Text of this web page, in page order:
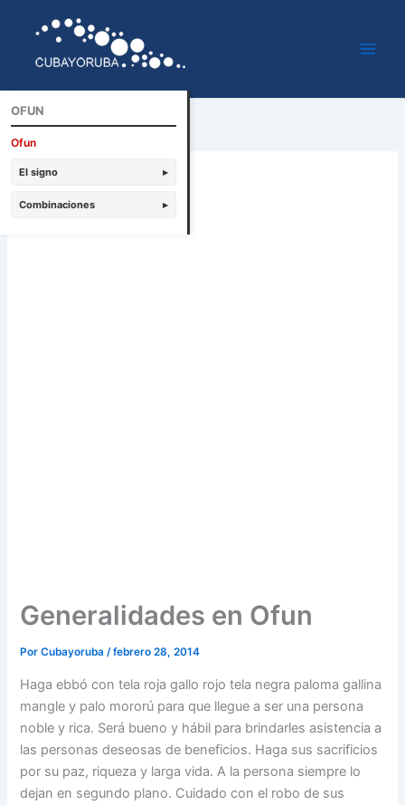
contenido
Generalidades en Ofun
PorCubayoruba/febrero 28, 2014
Haga ebbó con tela roja gallo rojo tela negra paloma gallina
mangle y palo mororú para que llegue a ser una persona
noble y rica. Será bueno y hábil para brindarles asistencia a
las personas deseosas de beneficios. Haga sus sacrificios
por su paz, riqueza y larga vida. A la persona siempre lo
dejan en segundo plano. Cuidado con el robo de sus
OFUN
Ofun
El signo ▸
Combinaciones ▸